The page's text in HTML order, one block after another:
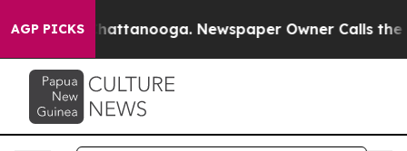
AGP PICKS
in Chattanooga. Newspaper Owner Calls the